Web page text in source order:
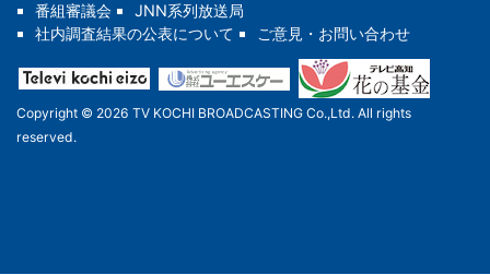
番組審議会
JNN系列放送局
社内調査結果の公表について
ご意見・お問い合わせ
Copyright © 2026 TV KOCHI BROADCASTING Co.,Ltd. All rights
reserved.